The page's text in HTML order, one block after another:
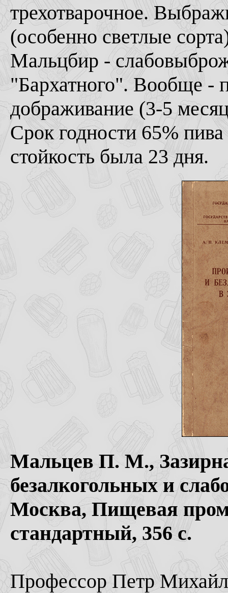
трехотварочное.
(особенно светлые
Мальцбир -
"Бархатного". Вообще -
дображивание (3-5
Срок годности 65%
стойкость была 23 дня.
Мальцев П. М.,
безалкогольных и
Москва, Пищевая
стандартный, 356 с.
Профессор Петр